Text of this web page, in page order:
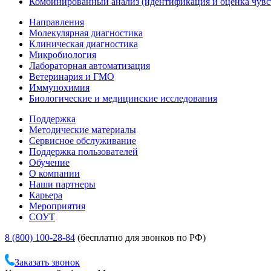
Направления
Молекулярная диагностика
Клиническая диагностика
Микробиология
Лабораторная автоматизация
Ветеринария и ГМО
Иммунохимия
Биологические и медицинские исследования
Поддержка
Методические материалы
Сервисное обслуживание
Поддержка пользователей
Обучение
О компании
Наши партнеры
Карьера
Мероприятия
СОУТ
8 (800) 100-28-84 (бесплатно для звонков по РФ)
Заказать звонок